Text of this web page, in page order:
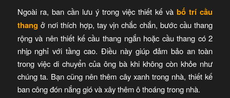
Ngoài ra, ban cần lưu ý trong việc thiết kế vàbố trí cầu
thang ở nơi thích hợp, tay vịn chắc chắn, bước cầu thang
rộng và nên thiết kế cầu thang ngắn hoặc cầu thang có 2
nhịp nghỉ với tầng cao. Điều này giúp đảm bảo an toàn
trong việc di chuyển của ông bà khi không còn khỏe như
chúng ta. Bạn cũng nên thêm cây xanh trong nhà, thiết kế
ban công đón nắng gió và xây thêm ô thoáng trong nhà.